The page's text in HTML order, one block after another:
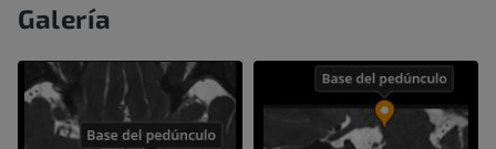
Galería